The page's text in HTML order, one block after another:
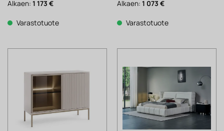
Alkaen: 1 173 €
Varastotuote
Alkaen: 1 073 €
Varastotuote